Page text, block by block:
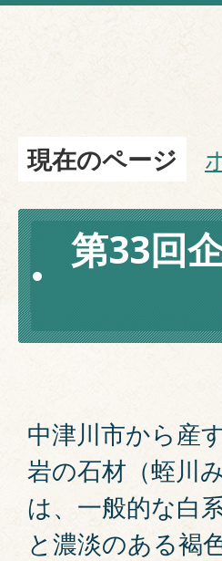
現在のページ
第33回
中津川市から産
岩の石材（蛭川
は、一般的な白
と濃淡のある褐